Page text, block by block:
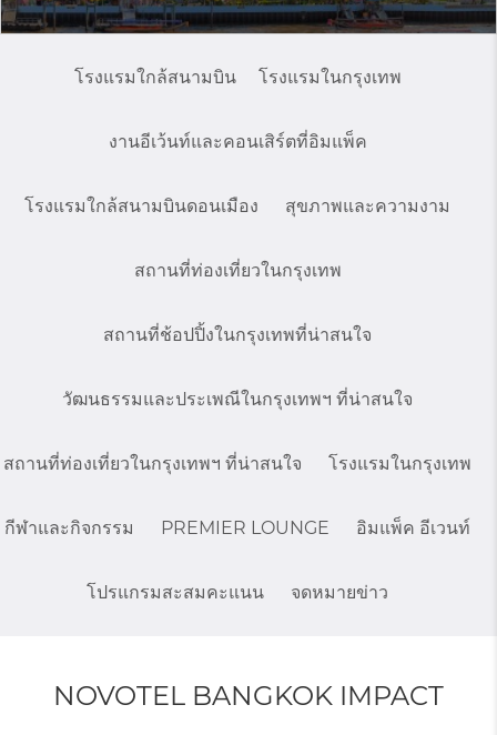
โรงแรมใกล้สนามบิน โรงแรมในกรุงเทพ
งานอีเว้นท์และคอนเสิร์ตที่อิมแพ็ค
โรงแรมใกล้สนามบินดอนเมือง สุขภาพและความงาม
สถานที่ท่องเที่ยวในกรุงเทพ
สถานที่ช้อปปิ้งในกรุงเทพที่น่าสนใจ
วัฒนธรรมและประเพณีในกรุงเทพฯ ที่น่าสนใจ
สถานที่ท่องเที่ยวในกรุงเทพฯ ที่น่าสนใจ โรงแรมในกรุงเทพ
กีฬาและกิจกรรม PREMIER LOUNGE อิมแพ็ค อีเวนท์
โปรแกรมสะสมคะแนน จดหมายข่าว
NOVOTEL BANGKOK IMPACT